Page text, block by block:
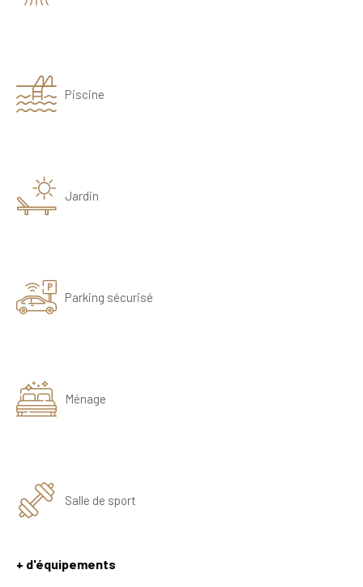
Piscine
Jardin
Parking sécurisé
Ménage
Salle de sport
+ d'équipements